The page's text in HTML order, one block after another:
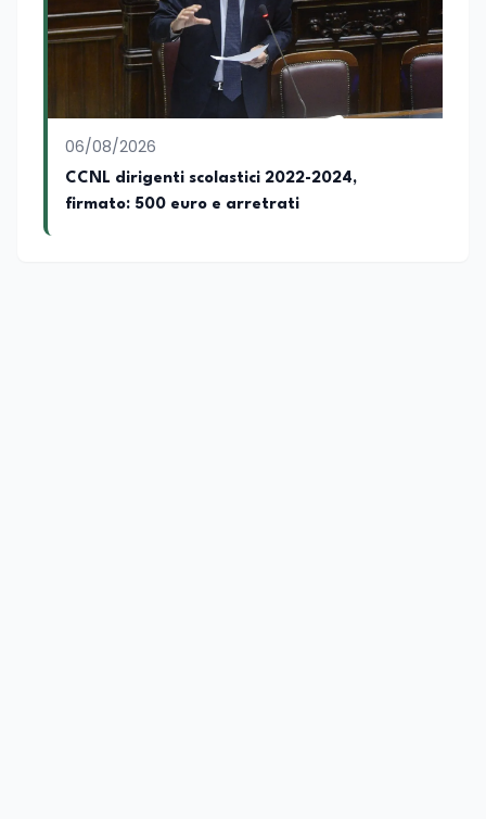
06/08/2026
CCNL dirigenti scolastici 2022-2024,
firmato: 500 euro e arretrati